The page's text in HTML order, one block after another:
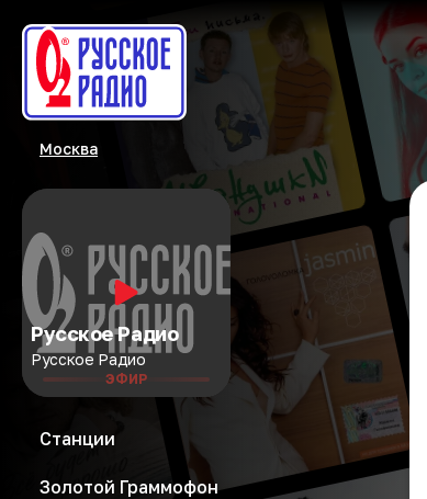
Москва
Русское Радио
Русское Радио
ЭФИР
Станции
Золотой Граммофон